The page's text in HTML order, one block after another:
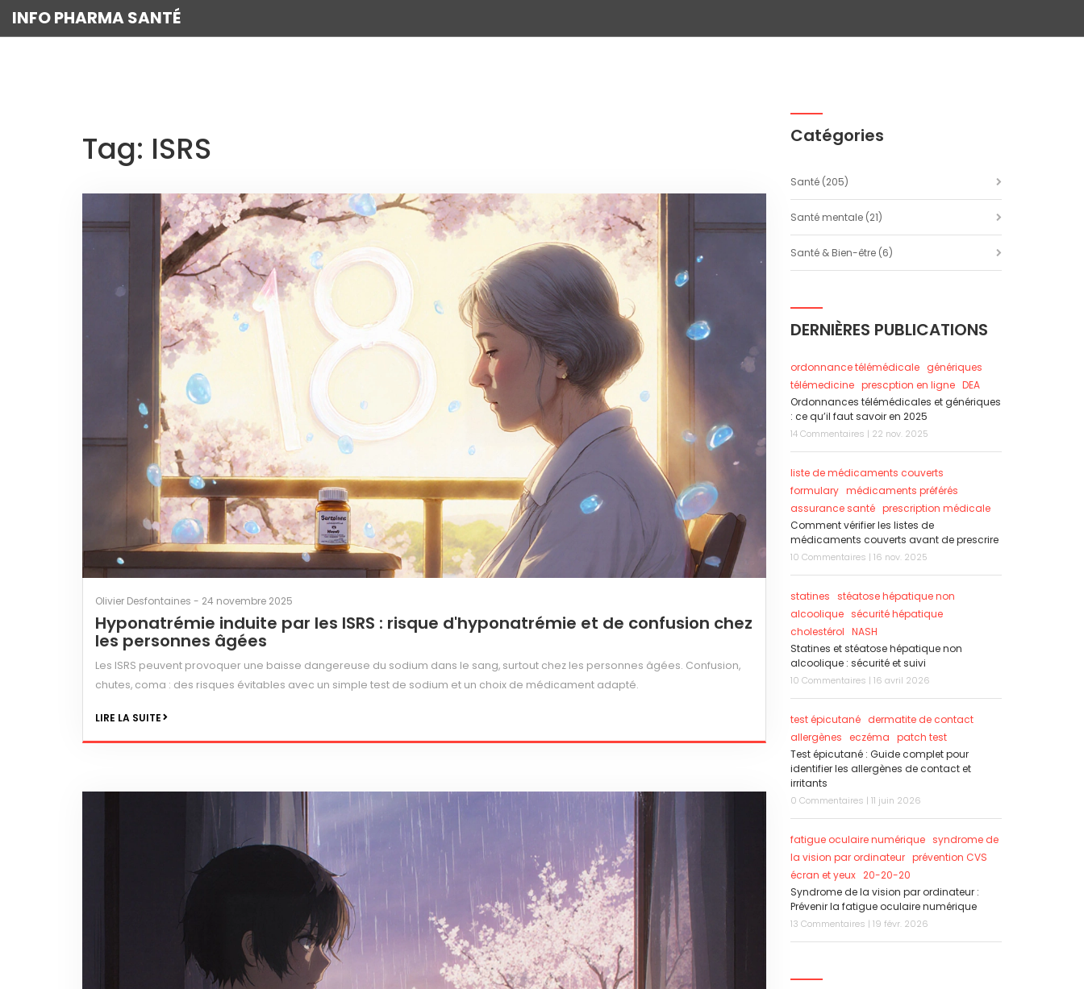
INFO PHARMA SANTÉ
Tag: ISRS
Olivier Desfontaines - 24 novembre 2025
Hyponatrémie induite par les ISRS : risque d'hyponatrémie et de confusion chez
les personnes âgées
Les ISRS peuvent provoquer une baisse dangereuse du sodium dans le sang, surtout chez les personnes âgées. Confusion,
chutes, coma : des risques évitables avec un simple test de sodium et un choix de médicament adapté.
LIRE LA SUITE
Catégories
Santé (205)
Santé mentale (21)
Santé & Bien-être (6)
DERNIÈRES PUBLICATIONS
ordonnance télémédicale
génériques
télémedicine prescption en ligne DEA
Ordonnances télémédicales et génériques
: ce qu’il faut savoir en 2025
14 Commentaires | 22 nov. 2025
liste de médicaments couverts
formulary médicaments préférés
assurance santé prescription médicale
Comment vérifier les listes de
médicaments couverts avant de prescrire
10 Commentaires | 16 nov. 2025
statines stéatose hépatique non
alcoolique sécurité hépatique
cholestérol NASH
Statines et stéatose hépatique non
alcoolique : sécurité et suivi
10 Commentaires | 16 avril 2026
test épicutané
dermatite de contact
allergènes
eczéma patch test
Test épicutané : Guide complet pour
identifier les allergènes de contact et
irritants
0 Commentaires | 11 juin 2026
fatigue oculaire numérique syndrome de
la vision par ordinateur prévention CVS
écran et yeux 20-20-20
Syndrome de la vision par ordinateur :
Prévenir la fatigue oculaire numérique
13 Commentaires | 19 févr. 2026